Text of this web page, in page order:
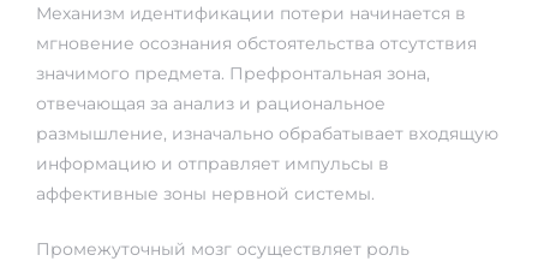
Механизм идентификации потери начинается в
мгновение осознания обстоятельства отсутствия
значимого предмета. Префронтальная зона,
отвечающая за анализ и рациональное
размышление, изначально обрабатывает входящую
информацию и отправляет импульсы в
аффективные зоны нервной системы.
Промежуточный мозг осуществляет роль